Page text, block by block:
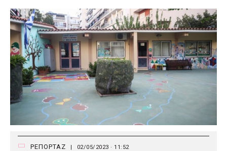
ΡΕΠΟΡΤΑΖ | 02/05/2023 · 11:52